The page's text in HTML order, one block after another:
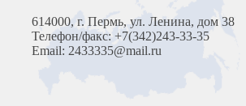
614000, г. Пермь, ул. Ленина, дом 38
Телефон/факс: +7(342)243-33-35
Email: 2433335@mail.ru